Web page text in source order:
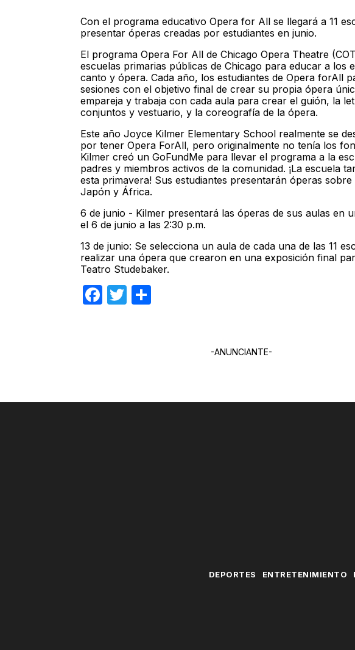
Con el programa educativo Opera for All se llegará a 11
presentar óperas creadas por estudiantes en junio.
El programa Opera For All de Chicago Opera Theatre
escuelas primarias públicas de Chicago para educar a los
canto y ópera. Cada año, los estudiantes de Opera forAll
sesiones con el objetivo final de crear su propia ópera
empareja y trabaja con cada aula para crear el guión, la
conjuntos y vestuario, y la coreografía de la ópera.
Este año Joyce Kilmer Elementary School realmente se
por tener Opera ForAll, pero originalmente no tenía los
Kilmer creó un GoFundMe para llevar el programa a la
padres y miembros activos de la comunidad. ¡La escuela
esta primavera! Sus estudiantes presentarán óperas
Japón y África.
6 de junio - Kilmer presentará las óperas de sus aulas en
el 6 de junio a las 2:30 p.m.
13 de junio: Se selecciona un aula de cada una de las 11
realizar una ópera que crearon en una exposición final
Teatro Studebaker.
Facebook
Twitter
-ANUNCIANTE-
DEPORTES ENTRETENIMIENTO